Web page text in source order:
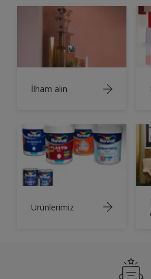
İlham alın
Ürünlerimiz